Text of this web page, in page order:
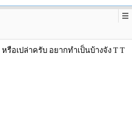
รือเปล่าครับ อยากทำเป็นบ้างจัง T T